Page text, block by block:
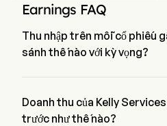
Earnings FAQ
Thu nhập trên mỗi cổ phiếu
sánh thế nào với kỳ vọng?
Doanh thu của Kelly
trước như thế nào?